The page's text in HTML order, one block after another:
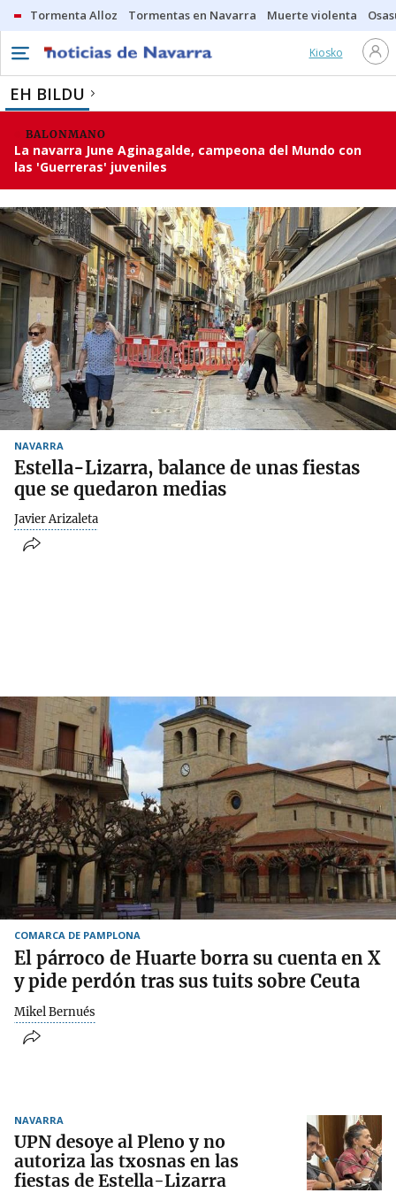
Tormenta Alloz Tormentas en Navarra Muerte violenta
Kiosko
EH BILDU
BALONMANO
La navarra June Aginagalde, campeona del Mundo con
las 'Guerreras' juveniles
NAVARRA
Estella-Lizarra, balance de unas fiestas
que se quedaron medias
Javier Arizaleta
COMARCA DE PAMPLONA
El párroco de Huarte borra su cuenta en X
y pide perdón tras sus tuits sobre Ceuta
Mikel Bernués
NAVARRA
UPN desoye al Pleno y no
autoriza las txosnas en las
fiestas de Estella-Lizarra